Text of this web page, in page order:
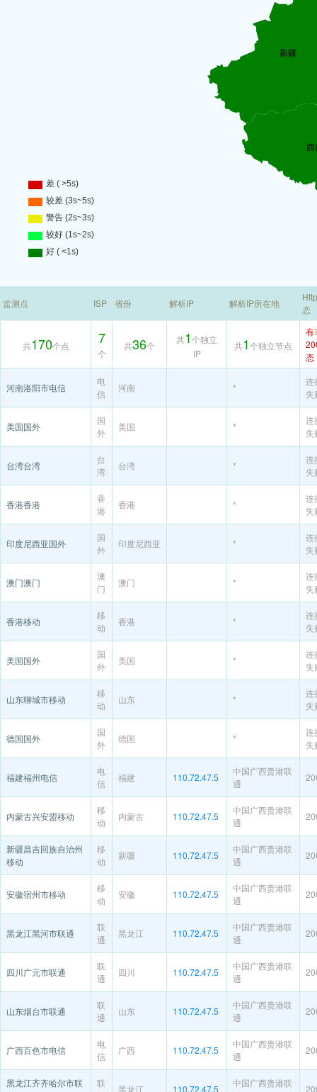
监测点 ISP 省份 解析IP 解析IP所在地
态
共170个点 7
个
共36个
共1个独立
IP
共1个独立节点
有
态
河南洛阳市电信
电
信
河南 *
连
失
美国国外
国
外
美国 *
连
失
台湾台湾
台
湾
台湾 *
连
失
香港香港
香
港
香港 *
连
失
印度尼西亚国外
国
外
印度尼西亚 *
连
失
澳门澳门
澳
门
澳门 *
连
失
香港移动
移
动
香港 *
连
失
美国国外
国
外
美国 *
连
失
山东聊城市移动
移
动
山东 *
连
失
德国国外
国
外
德国 *
连
失
福建福州电信
电
信
福建 110.72.47.5
中国广西贵港联
通
内蒙古兴安盟移动
移
动
内蒙古 110.72.47.5
中国广西贵港联
通
新疆昌吉回族自治州
移动
移
动
新疆 110.72.47.5
中国广西贵港联
通
安徽宿州市移动
移
动
安徽 110.72.47.5
中国广西贵港联
通
黑龙江黑河市联通
联
通
黑龙江 110.72.47.5
中国广西贵港联
通
四川广元市联通
联
通
四川 110.72.47.5
中国广西贵港联
通
山东烟台市联通
联
通
山东 110.72.47.5
中国广西贵港联
通
广西百色市电信
电
信
广西 110.72.47.5
中国广西贵港联
通
黑龙江齐齐哈尔市联
联
黑龙江 110.72.47.5
中国广西贵港联